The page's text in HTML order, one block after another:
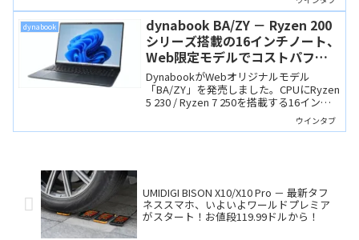
部7.3mmと「超薄型」なのも特徴です。
dynabook
dynabook BA/ZY － Ryzen 200
シリーズ搭載の16インチノート、
Web限定モデルでコストパフォ
ーマンスも素晴らしい！
DynabookがWebオリジナルモデル
「BA/ZY」を発売しました。CPUにRyzen
5 230 / Ryzen 7 250を搭載する16インチ
ノートで、Thunderbolt 4や豊富なポート
を備えています。価格も国内大手メーカ
ウインタブ
UMIDIGI BISON X10/X10 Pro － 最新タフ
ネススマホ、いよいよワールドプレミア
がスタート！お値段119.99ドルから！